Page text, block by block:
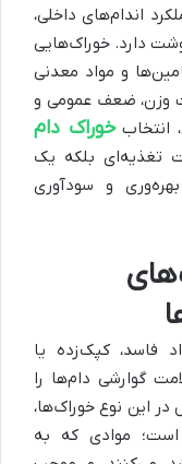
اندام‌های داخلی،
دارد. خوراک‌هایی
و مواد معدنی
وزن، ضعف عمومی و
انتخابخوراک دام
تغذیه‌ای بلکه یک
و سودآوری
فاسد، کپک‌زده یا
گوارشی دام‌ها را
در این نوع خوراک‌ها،
است؛ موادی که به